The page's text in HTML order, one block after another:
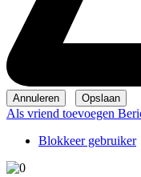
Als vriend toevoegen
Blokkeer gebruiker